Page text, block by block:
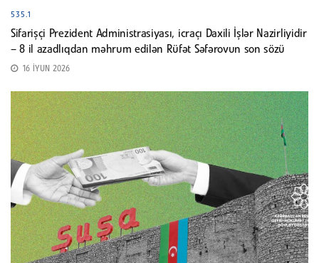
535.1
Sifarişçi Prezident Administrasiyası, icraçı Daxili İşlər Nazirliyidir
– 8 il azadlıqdan məhrum edilən Rüfət Səfərovun son sözü
16 İYUN 2026